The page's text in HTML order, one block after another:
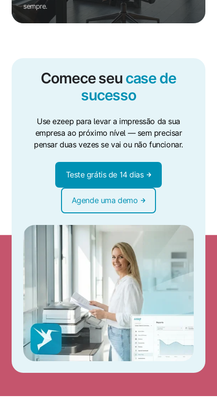
sempre.
Comece seucase de
sucesso
Use ezeep para levar a impressão da sua
empresa ao próximo nível — sem precisar
pensar duas vezes se vai ou não funcionar.
Teste grátis de 14 dias
Agende uma demo